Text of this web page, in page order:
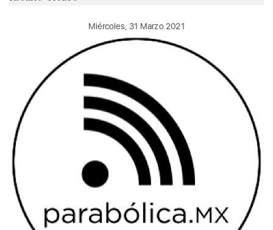
Miércoles, 31 Marzo 2021